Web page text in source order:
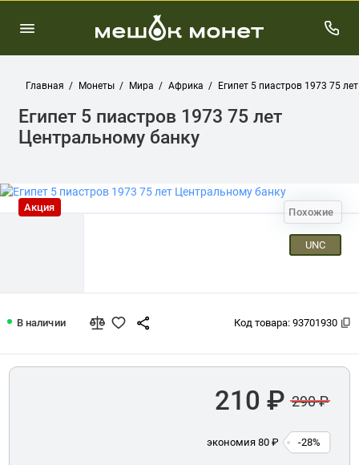
Главная Монеты Мира Африка Египет 5 пиастров 1973 75
Египет 5 пиастров 1973 75 лет
Центральному банку
Похожие
UNC
Акция
В наличии Код товара: 93701930
210 ₽ 290 ₽
экономия 80 ₽ -28%